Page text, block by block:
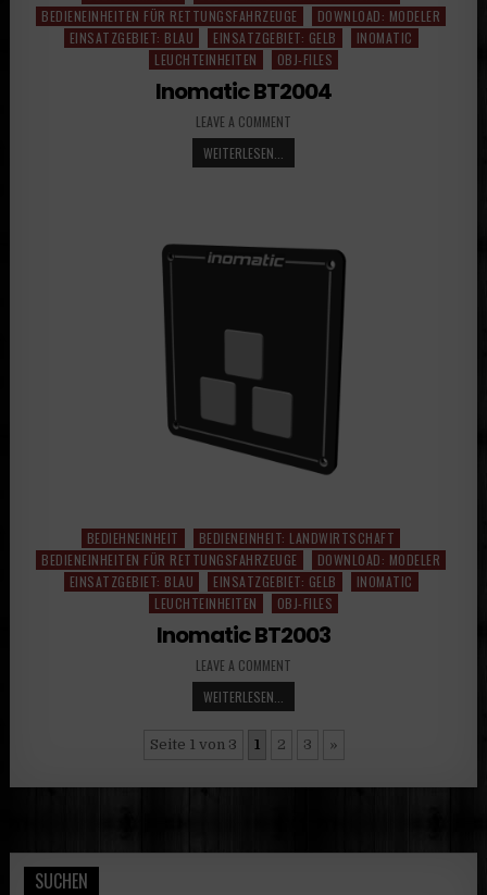
in
BEDIENEINHEITEN FÜR RETTUNGSFAHRZEUGE
DOWNLOAD: MODELER
EINSATZGEBIET: BLAU
EINSATZGEBIET: GELB
INOMATIC
LEUCHTEINHEITEN
OBJ-FILES
Inomatic BT2004
LEAVE A COMMENT
WEITERLESEN...
Posted
in
BEDIEHNEINHEIT
BEDIENEINHEIT: LANDWIRTSCHAFT
BEDIENEINHEITEN FÜR RETTUNGSFAHRZEUGE
DOWNLOAD: MODELER
EINSATZGEBIET: BLAU
EINSATZGEBIET: GELB
INOMATIC
LEUCHTEINHEITEN
OBJ-FILES
Inomatic BT2003
LEAVE A COMMENT
WEITERLESEN...
Seite 1 von 3 1 2 3 »
SUCHEN